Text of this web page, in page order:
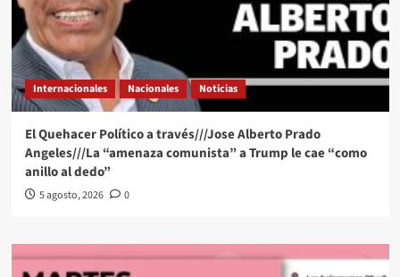
Internacionales Nacionales Noticias
El Quehacer Político a través///Jose Alberto Prado
Angeles///La “amenaza comunista” a Trump le cae “como
anillo al dedo”
5 agosto, 2026 0